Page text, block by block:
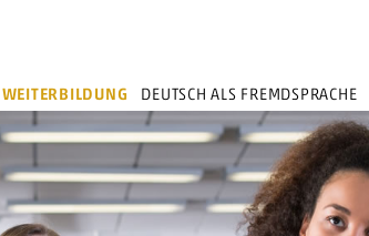
DEUTSCH ALS FREMDSPRACHE